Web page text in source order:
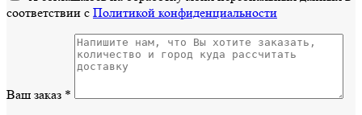
соответствии с Политикой конфиденциальности
Ваш заказ *